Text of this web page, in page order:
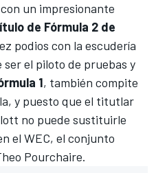
un impresionante
de Fórmula 2 de
podios con la escudería
ser el piloto de pruebas y
1, también compite
, y puesto que el titutlar
no puede sustituirle
el WEC, el conjunto
Pourchaire.